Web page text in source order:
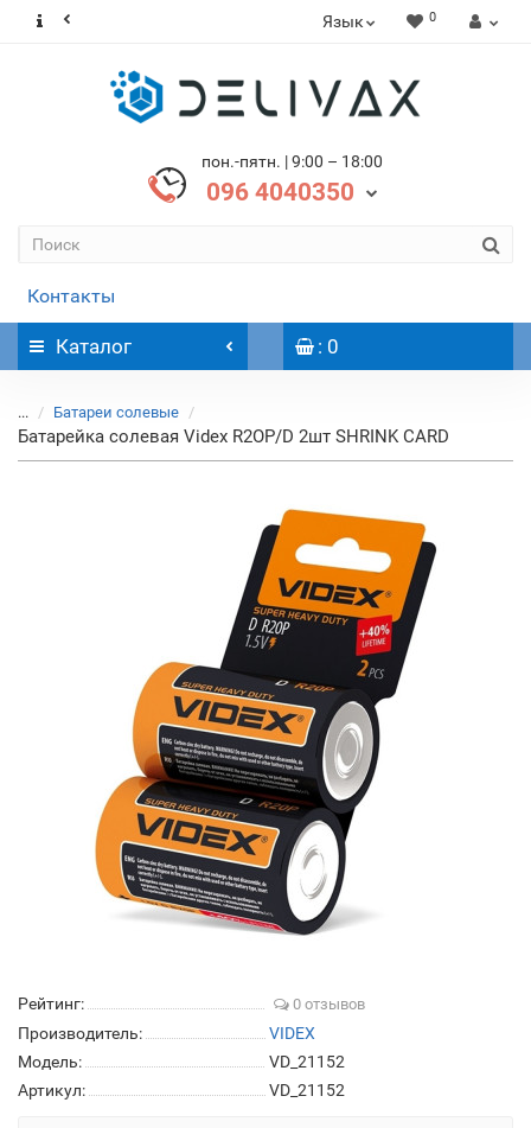
Язык 0
пон.-пятн. | 9:00 – 18:00
096 4040350
Контакты
Каталог : 0
... Батареи солевые
Батарейка солевая Videx R2OP/D 2шт SHRINK CARD
Рейтинг: 0 отзывов
Производитель:
VIDEX
Модель:
VD_21152
Артикул:
VD_21152